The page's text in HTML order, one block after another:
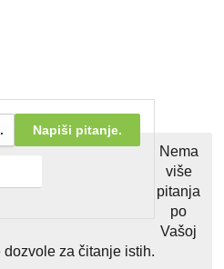
Napiši pitanje.
Nema
više
pitanja
po
Vašoj
dozvole za čitanje istih.